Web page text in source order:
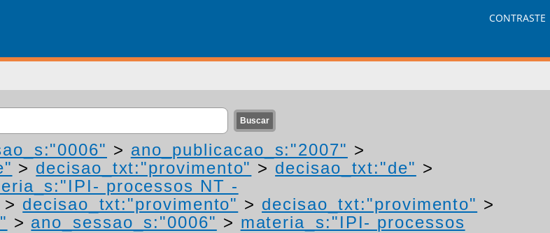
CONTRASTE
> ano_publicacao_s:"2007" >
> decisao_txt:"provimento" > decisao_txt:"de" >
processos NT -
> decisao_txt:"provimento" > decisao_txt:"provimento" >
> ano_sessao_s:"0006" > materia_s:"IPI- processos